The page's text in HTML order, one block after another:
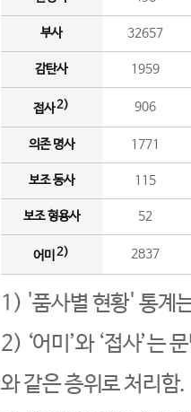
부사 32657
감탄사 1959
접사2) 906
의존 명사 1771
보조 동사 115
보조 형용사 52
어미 2) 2837
1) '품사별 현황' 통계
2) ‘어미’와 ‘접사’는
와 같은 층위로 처리함.